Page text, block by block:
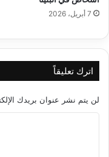
7 أبريل، 2026
اترك تعليقاً
لن يتم نشر عنوان بريدك